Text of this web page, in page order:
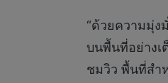
“ด้วยความมุ่ง
บนพื้นที่อย่างเ
ชมวิว พื้นที่สำ